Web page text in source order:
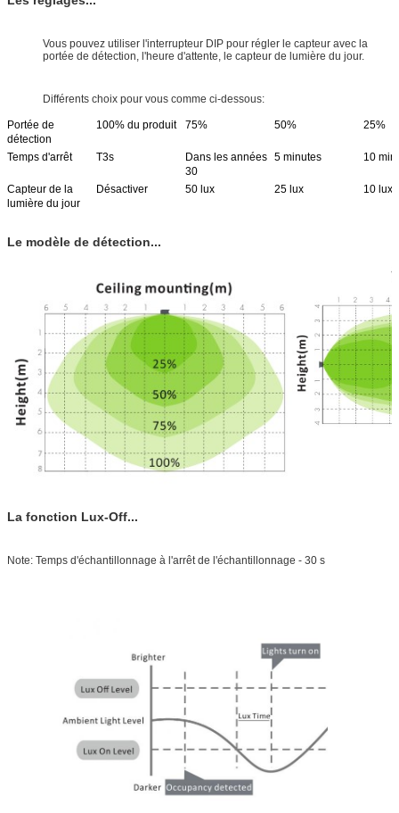
Vous pouvez utiliser l'interrupteur DIP pour régler le capteur avec la
portée de détection, l'heure d'attente, le capteur de lumière du jour.
Différents choix pour vous comme ci-dessous:
Portée de
détection
100% du produit 75% 50% 25%
Temps d'arrêt T3s
Dans les années
30
5 minutes 10
Capteur de la
lumière du jour
Désactiver 50 lux 25 lux 10 lux
Le modèle de détection...
La fonction Lux-Off...
Note: Temps d'échantillonnage à l'arrêt de l'échantillonnage - 30 s